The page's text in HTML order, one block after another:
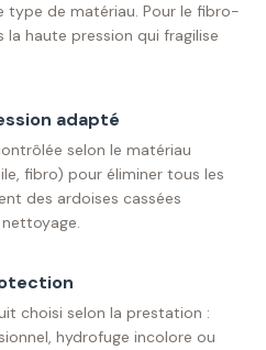
type de matériau. Pour le fibro-
haute pression qui fragilise
adapté
selon le matériau
fibro) pour éliminer tous les
des ardoises cassées
choisi selon la prestation :
hydrofuge incolore ou